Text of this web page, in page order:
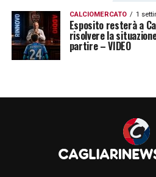
CALCIOMERCATO 1
Esposito resterà a
risolvere la
partire – VIDEO